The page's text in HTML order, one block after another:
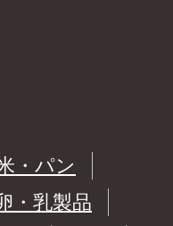
・パン
・乳製品